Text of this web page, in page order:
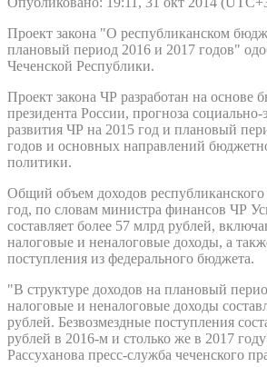
Проект закона "О республиканском
плановый период 2016 и 2017 годов"
Чеченской Республики.
Проект закона ЧР разработан на основе
президента России, прогноза социально-
развития ЧР на 2015 год и плановый
годов и основных направлений
политики.
Общий объем доходов
год, по словам министра финансов ЧР
составляет более 57 млрд рублей,
налоговые и неналоговые доходы, а
поступления из федерального бюджета.
"В структуре доходов на плановый
налоговые и неналоговые доходы
рублей. Безвозмездные поступления
рублей в 2016-м и столько же в 2017
Рассуханова пресс-служба чеченского